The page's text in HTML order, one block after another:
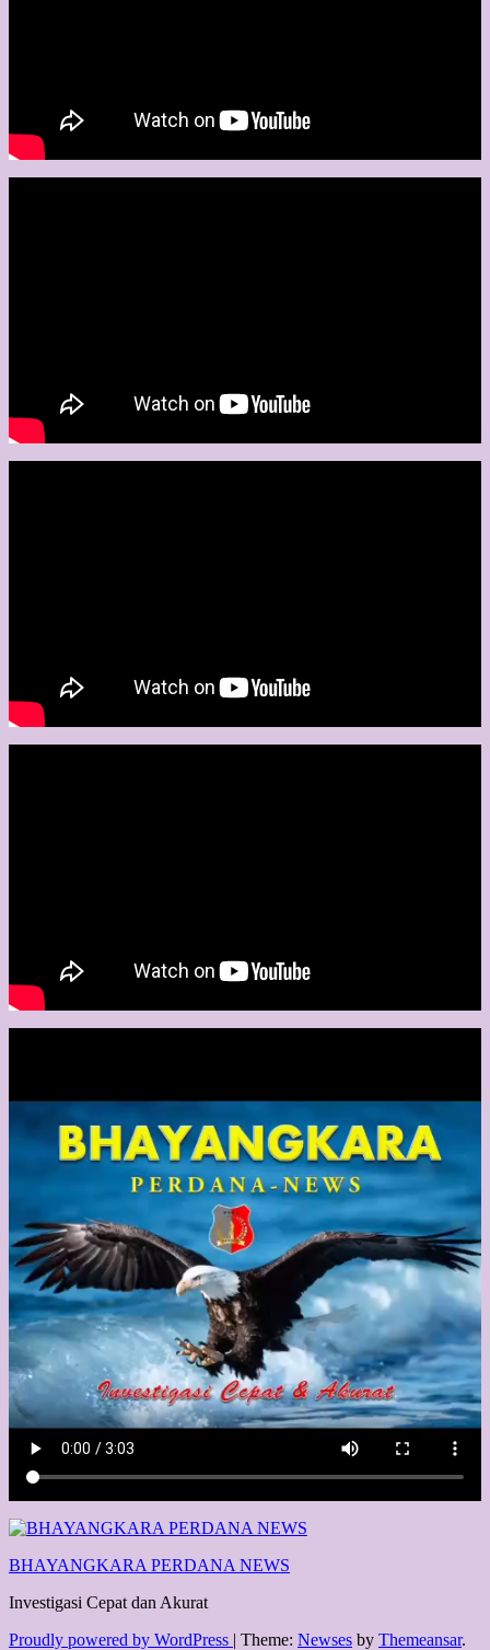
BHAYANGKARA PERDANA NEWS
Investigasi Cepat dan Akurat
Proudly powered by WordPress | Theme: Newses by Themeansar.